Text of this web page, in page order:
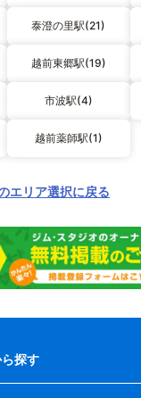
泰澄の里駅(21)
越前東郷駅(19)
市波駅(4)
越前薬師駅(1)
エリア選択に戻る
探す